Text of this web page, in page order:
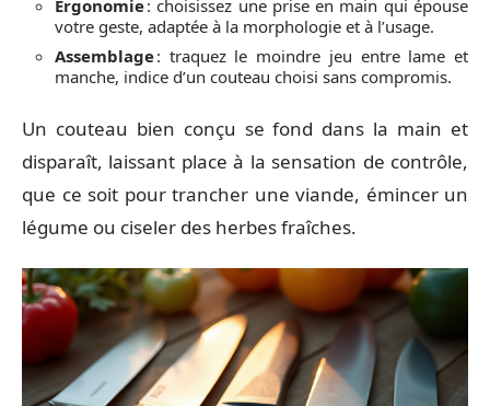
Ergonomie: choisissez une prise en main qui épouse
votre geste, adaptée à la morphologie et à l’usage.
Assemblage: traquez le moindre jeu entre lame et
manche, indice d’un couteau choisi sans compromis.
Un couteau bien conçu se fond dans la main et
disparaît, laissant place à la sensation de contrôle,
que ce soit pour trancher une viande, émincer un
légume ou ciseler des herbes fraîches.